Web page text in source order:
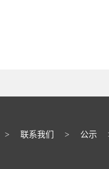
> 联系我们 > 公示